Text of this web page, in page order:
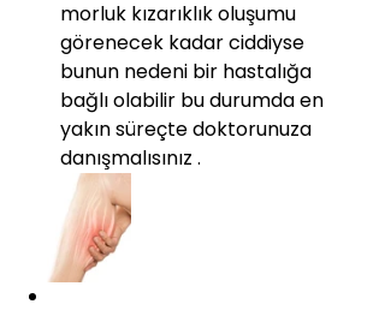
morluk kızarıklık oluşumu
görenecek kadar ciddiyse
bunun nedeni bir hastalığa
bağlı olabilir bu durumda en
yakın süreçte doktorunuza
danışmalısınız .